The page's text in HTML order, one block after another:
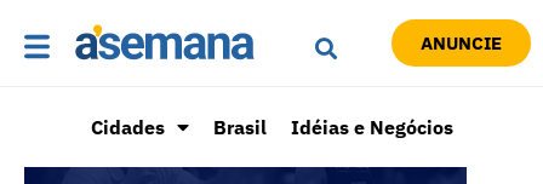
ANUNCIE
Cidades Brasil Idéias e Negócios